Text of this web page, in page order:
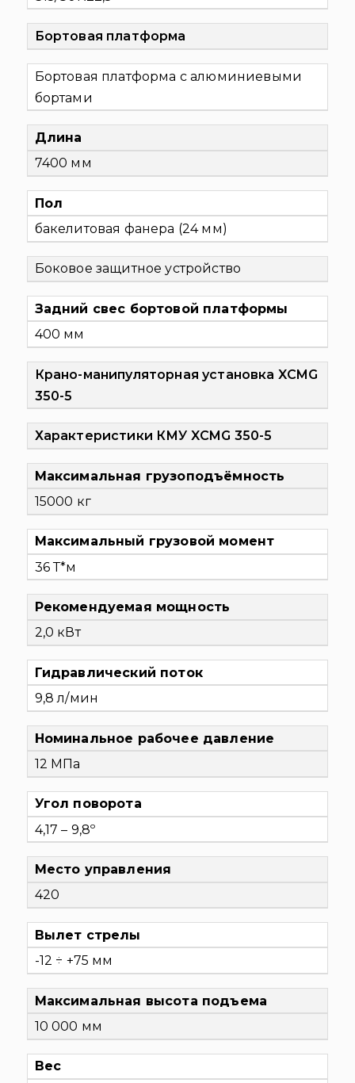
Бортовая платформа
Бортовая платформа с алюминиевыми
бортами
Длина
7400 мм
Пол
бакелитовая фанера (24 мм)
Боковое защитное устройство
Задний свес бортовой платформы
400 мм
Крано-манипуляторная установка XCMG
350-5
Характеристики КМУ XCMG 350-5
Максимальная грузоподъёмность
15000 кг
Максимальный грузовой момент
36 Т*м
Рекомендуемая мощность
2,0 кВт
Гидравлический поток
9,8 л/мин
Номинальное рабочее давление
12 МПа
Угол поворота
4,17 – 9,8º
Место управления
420
Вылет стрелы
-12 ÷ +75 мм
Максимальная высота подъема
10 000 мм
Вес